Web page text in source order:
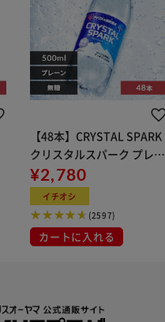
【48本】CRYSTAL SPARK
クリスタルスパーク プレー
ン 500ml
¥2,780
イチオシ
(2597)
カートに入れる